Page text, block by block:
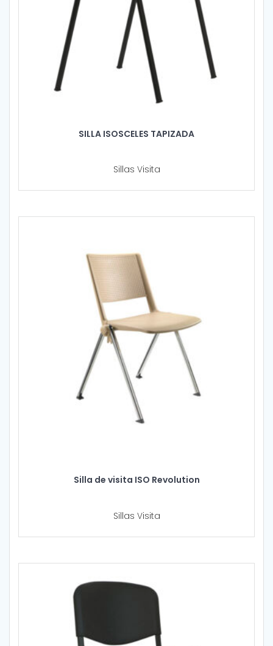
SILLA ISOSCELES TAPIZADA
Sillas Visita
Silla de visita ISO Revolution
Sillas Visita